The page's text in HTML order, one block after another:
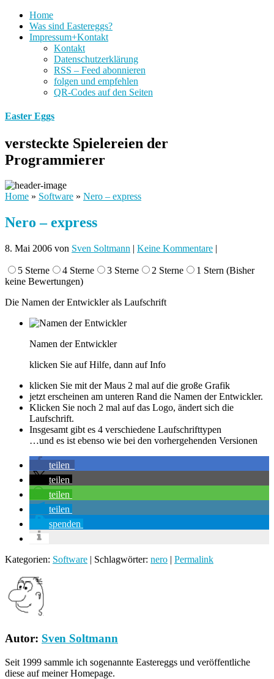
Home
Was sind Eastereggs?
Impressum+Kontakt
Kontakt
Datenschutzerklärung
RSS – Feed abonnieren
folgen und empfehlen
QR-Codes auf den Seiten
Easter Eggs
versteckte Spielereien der
Programmierer
Home » Software » Nero – express
Nero – express
8. Mai 2006 von Sven Soltmann | Keine Kommentare |
5 Sterne 4 Sterne 3 Sterne 2 Sterne 1 Stern (Bisher
keine Bewertungen)
Die Namen der Entwickler als Laufschrift
Namen der Entwickler
klicken Sie auf Hilfe, dann auf Info
klicken Sie mit der Maus 2 mal auf die große Grafik
jetzt erscheinen am unteren Rand die Namen der Entwickler.
Klicken Sie noch 2 mal auf das Logo, ändert sich die
Laufschrift.
Insgesamt gibt es 4 verschiedene Laufschrifttypen
…und es ist ebenso wie bei den vorhergehenden Versionen
teilen
teilen
teilen
teilen
spenden
Kategorien: Software | Schlagwörter: nero | Permalink
Autor: Sven Soltmann
Seit 1999 sammle ich sogenannte Eastereggs und veröffentliche
diese auf meiner Homepage.